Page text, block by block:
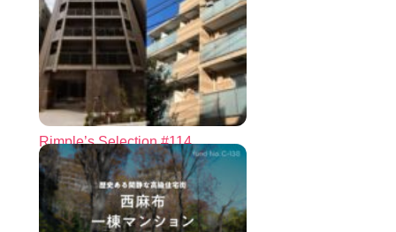
Rimple’s Selection #114